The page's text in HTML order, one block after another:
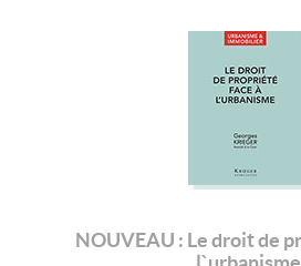
NOUVEAU : Le droit de